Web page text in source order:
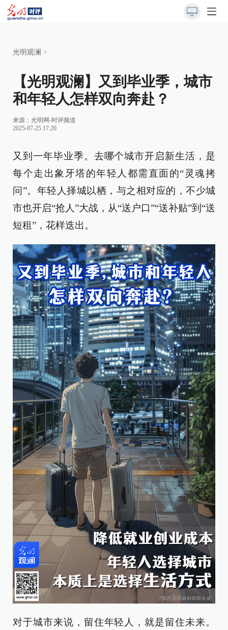
光明观澜 >
【光明观澜】又到毕业季，城市
和年轻人怎样双向奔赴？
来源： 光明网-时评频道
2025-07-25 17:20
又到一年毕业季。去哪个城市开启新生活，是
每个走出象牙塔的年轻人都需直面的“灵魂拷
问”。年轻人择城以栖，与之相对应的，不少城
市也开启“抢人”大战，从“送户口”“送补贴”到“送
短租”，花样迭出。
对于城市来说，留住年轻人，就是留住未来。